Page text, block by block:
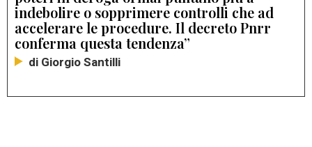
indebolire o sopprimere controlli che ad
accelerare le procedure. Il decreto Pnrr
conferma questa tendenza”
di Giorgio Santilli